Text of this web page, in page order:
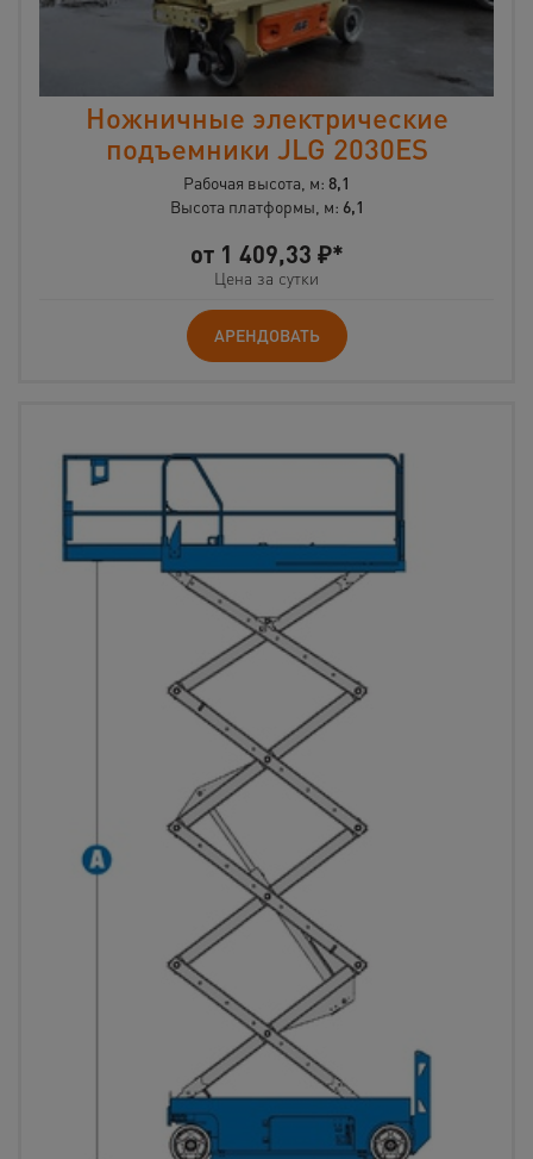
Ножничные электрические
подъемники JLG 2030ES
Рабочая высота, м: 8,1
Высота платформы, м: 6,1
от 1 409,33 ₽*
Цена за сутки
АРЕНДОВАТЬ